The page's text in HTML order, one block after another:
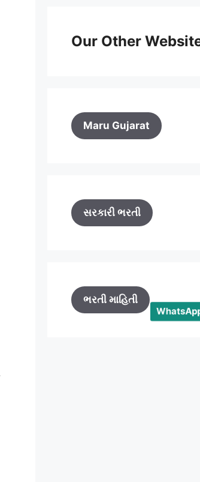
Our Other
Maru Gujarat
સરકારી ભરતી
ભરતી માહિતી